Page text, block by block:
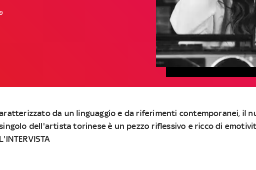
da un linguaggio e da riferimenti contemporanei, il
dell'artista torinese è un pezzo riflessivo e ricco di
L'INTERVISTA